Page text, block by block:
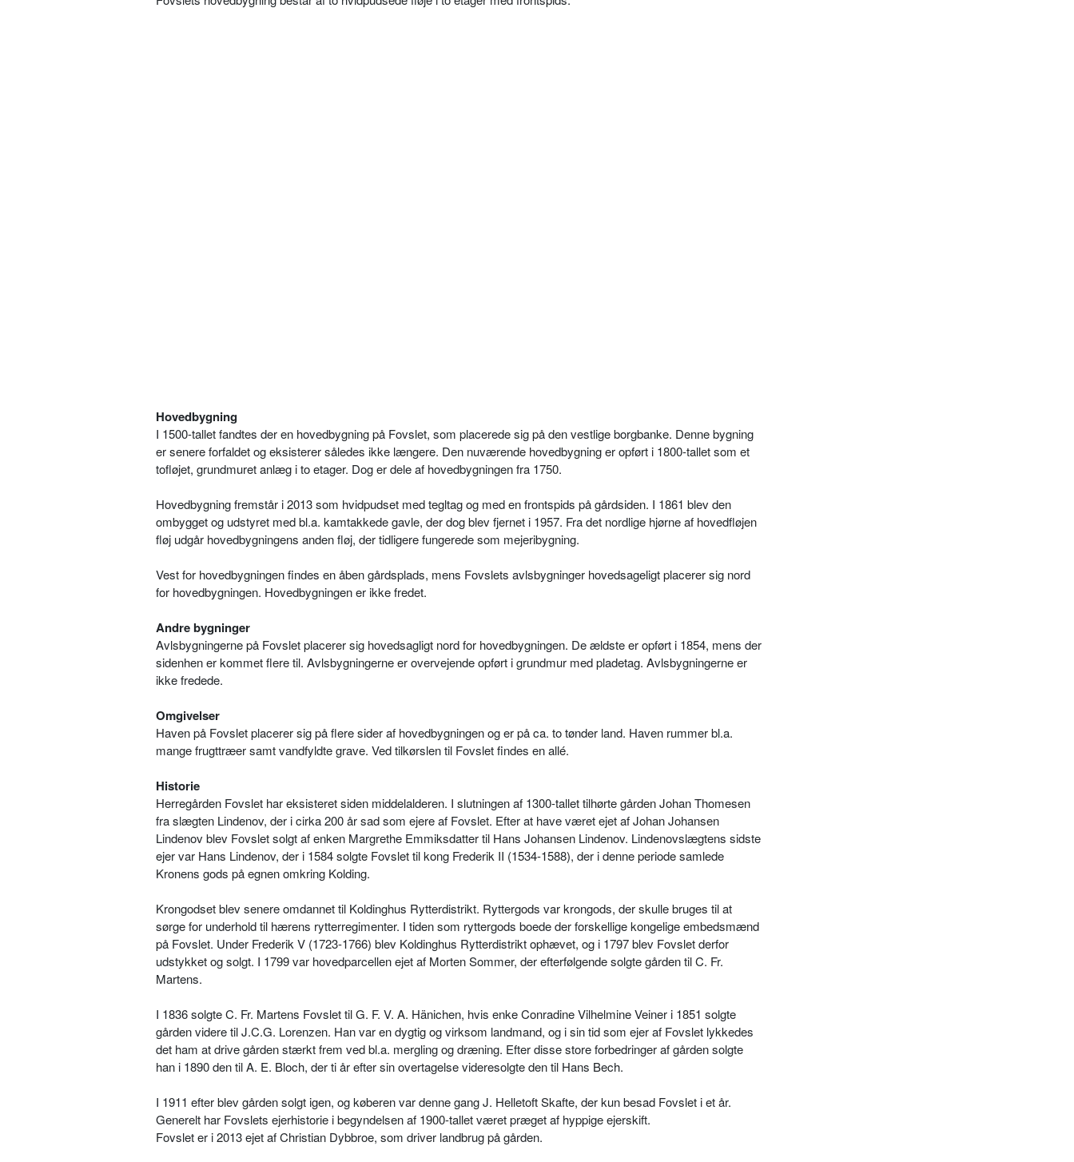
Hovedbygning
I 1500-tallet fandtes der en hovedbygning på Fovslet, som placerede sig på den vestlige borgbanke. Denne bygning
er senere forfaldet og eksisterer således ikke længere. Den nuværende hovedbygning er opført i 1800-tallet som et
tofløjet, grundmuret anlæg i to etager. Dog er dele af hovedbygningen fra 1750.
Hovedbygning fremstår i 2013 som hvidpudset med tegltag og med en frontspids på gårdsiden. I 1861 blev den
ombygget og udstyret med bl.a. kamtakkede gavle, der dog blev fjernet i 1957. Fra det nordlige hjørne af hovedfløjen
fløj udgår hovedbygningens anden fløj, der tidligere fungerede som mejeribygning.
Vest for hovedbygningen findes en åben gårdsplads, mens Fovslets avlsbygninger hovedsageligt placerer sig nord
for hovedbygningen. Hovedbygningen er ikke fredet.
Andre bygninger
Avlsbygningerne på Fovslet placerer sig hovedsagligt nord for hovedbygningen. De ældste er opført i 1854, mens der
sidenhen er kommet flere til. Avlsbygningerne er overvejende opført i grundmur med pladetag. Avlsbygningerne er
ikke fredede.
Omgivelser
Haven på Fovslet placerer sig på flere sider af hovedbygningen og er på ca. to tønder land. Haven rummer bl.a.
mange frugttræer samt vandfyldte grave. Ved tilkørslen til Fovslet findes en allé.
Historie
Herregården Fovslet har eksisteret siden middelalderen. I slutningen af 1300-tallet tilhørte gården Johan Thomesen
fra slægten Lindenov, der i cirka 200 år sad som ejere af Fovslet. Efter at have været ejet af Johan Johansen
Lindenov blev Fovslet solgt af enken Margrethe Emmiksdatter til Hans Johansen Lindenov. Lindenovslægtens sidste
ejer var Hans Lindenov, der i 1584 solgte Fovslet til kong Frederik II (1534-1588), der i denne periode samlede
Kronens gods på egnen omkring Kolding.
Krongodset blev senere omdannet til Koldinghus Rytterdistrikt. Ryttergods var krongods, der skulle bruges til at
sørge for underhold til hærens rytterregimenter. I tiden som ryttergods boede der forskellige kongelige embedsmænd
på Fovslet. Under Frederik V (1723-1766) blev Koldinghus Rytterdistrikt ophævet, og i 1797 blev Fovslet derfor
udstykket og solgt. I 1799 var hovedparcellen ejet af Morten Sommer, der efterfølgende solgte gården til C. Fr.
Martens.
I 1836 solgte C. Fr. Martens Fovslet til G. F. V. A. Hänichen, hvis enke Conradine Vilhelmine Veiner i 1851 solgte
gården videre til J.C.G. Lorenzen. Han var en dygtig og virksom landmand, og i sin tid som ejer af Fovslet lykkedes
det ham at drive gården stærkt frem ved bl.a. mergling og dræning. Efter disse store forbedringer af gården solgte
han i 1890 den til A. E. Bloch, der ti år efter sin overtagelse videresolgte den til Hans Bech.
I 1911 efter blev gården solgt igen, og køberen var denne gang J. Helletoft Skafte, der kun besad Fovslet i et år.
Generelt har Fovslets ejerhistorie i begyndelsen af 1900-tallet været præget af hyppige ejerskift.
Fovslet er i 2013 ejet af Christian Dybbroe, som driver landbrug på gården.